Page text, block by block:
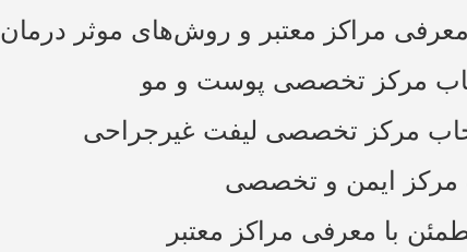
مراکز معتبر و روش‌های موثر درمان
مرکز تخصصی پوست و مو
مرکز تخصصی لیفت غیرجراحی
مرکز ایمن و تخصصی
با معرفی مراکز معتبر